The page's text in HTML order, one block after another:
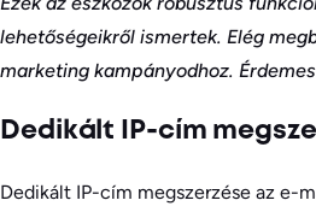
lehetőségeikről ismertek. Elég
marketing kampányodhoz.
Dedikált IP-cím
Dedikált IP-cím megszerzése az e-